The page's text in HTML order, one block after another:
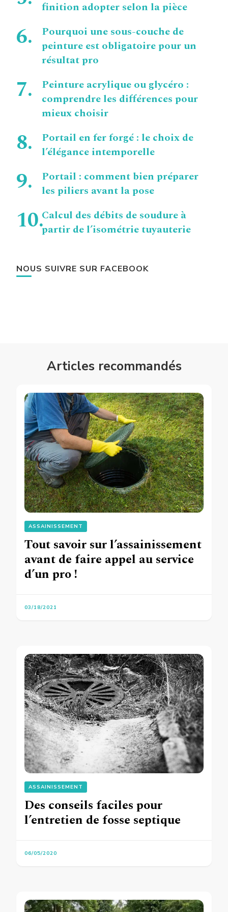
finition adopter selon la pièce
Pourquoi une sous-couche de
peinture est obligatoire pour un
résultat pro
Peinture acrylique ou glycéro :
comprendre les différences pour
mieux choisir
Portail en fer forgé : le choix de
l’élégance intemporelle
Portail : comment bien préparer
les piliers avant la pose
Calcul des débits de soudure à
partir de l’isométrie tuyauterie
NOUS SUIVRE SUR FACEBOOK
Articles recommandés
ASSAINISSEMENT
Tout savoir sur l’assainissement
avant de faire appel au service
d’un pro !
03/18/2021
ASSAINISSEMENT
Des conseils faciles pour
l’entretien de fosse septique
06/05/2020